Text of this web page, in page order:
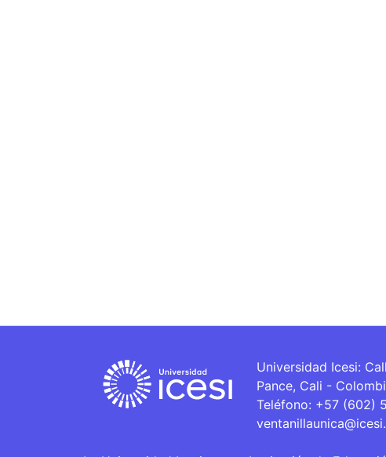
Universidad Icesi:
Pance, Cali -
Teléfono: +57 (602)